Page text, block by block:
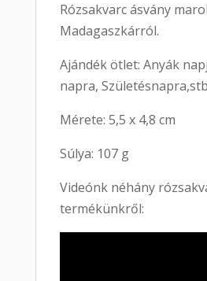
Rózsakvarc ásvány
Madagaszkárról.
Ajándék ötlet: Anyák
napra,
Mérete: 5,5 x 4,8 cm
Súlya: 107 g
Videónk néhány
termékünkről: